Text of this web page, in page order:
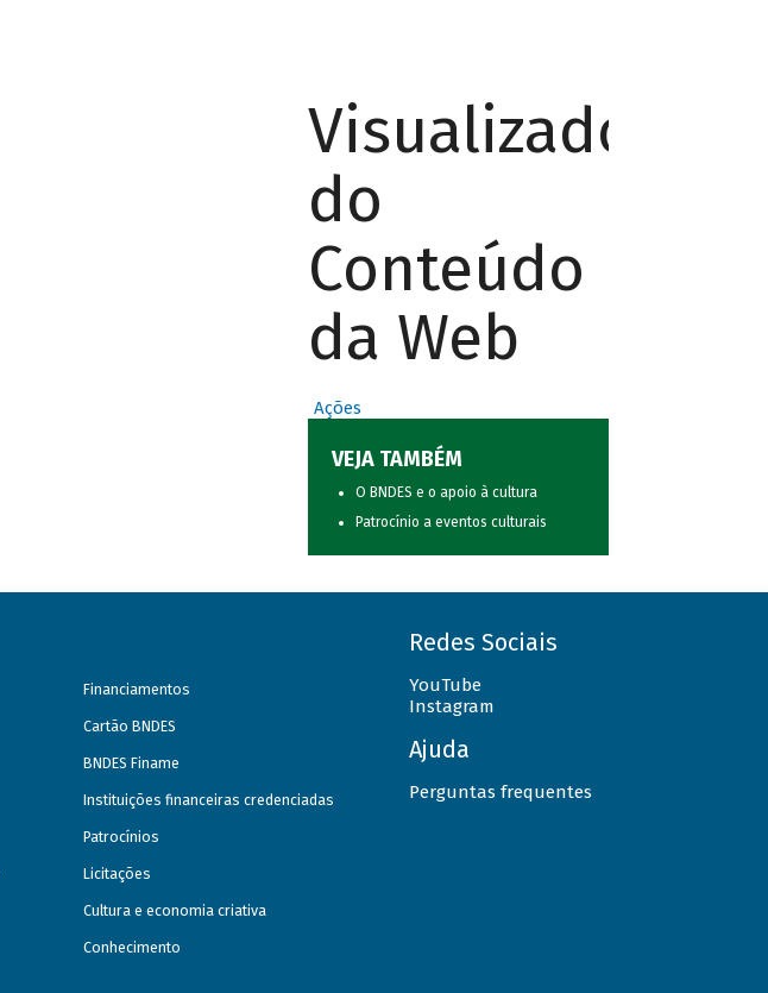
Visualizador
do
Conteúdo
da Web
Ações
VEJA TAMBÉM
O BNDES e o apoio à cultura
Patrocínio a eventos culturais
Financiamentos
Cartão BNDES
BNDES Finame
Instituições financeiras credenciadas
Patrocínios
Licitações
Cultura e economia criativa
Conhecimento
Redes Sociais
YouTube
Instagram
Ajuda
Perguntas frequentes